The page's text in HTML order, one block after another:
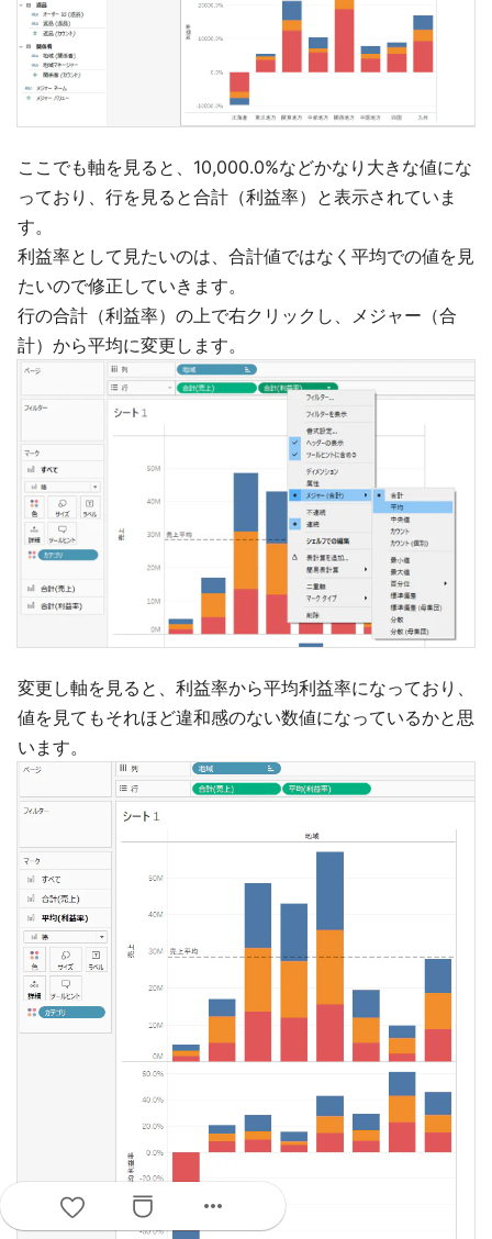
ここでも軸を見ると、10,000.0%などかなり大きな値にな
っており、行を見ると合計（利益率）と表示されていま
す。
利益率として見たいのは、合計値ではなく平均での値を見
たいので修正していきます。
行の合計（利益率）の上で右クリックし、メジャー（合
計）から平均に変更します。
変更し軸を見ると、利益率から平均利益率になっており、
値を見てもそれほど違和感のない数値になっているかと思
います。
more_horiz